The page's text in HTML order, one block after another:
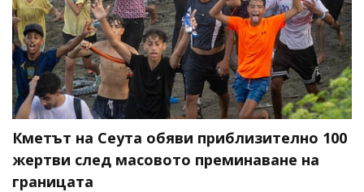
Кметът на Сеута обяви приблизително 100
жертви след масовото преминаване на
границата